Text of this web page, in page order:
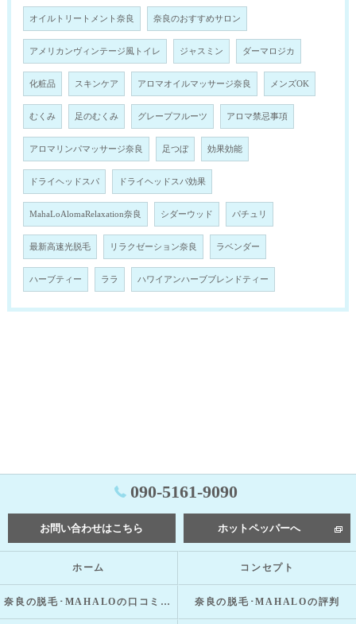
オイルトリートメント奈良 奈良のおすすめサロン
アメリカンヴィンテージ風トイレ ジャスミン ダーマロジカ
化粧品 スキンケア アロマオイルマッサージ奈良 メンズOK
むくみ 足のむくみ グレープフルーツ アロマ禁忌事項
アロマリンパマッサージ奈良 足つぼ 効果効能
ドライヘッドスパ ドライヘッドスパ効果
MahaLoAlomaRelaxation奈良 シダーウッド パチュリ
最新高速光脱毛 リラクゼーション奈良 ラベンダー
ハーブティー ララ ハワイアンハーブブレンドティー
090-5161-9090
お問い合わせはこちら ホットペッパーへ
ホーム コンセプト
奈良の脱毛･MAHALOの口コミ情報 奈良の脱毛･MAHALOの評判